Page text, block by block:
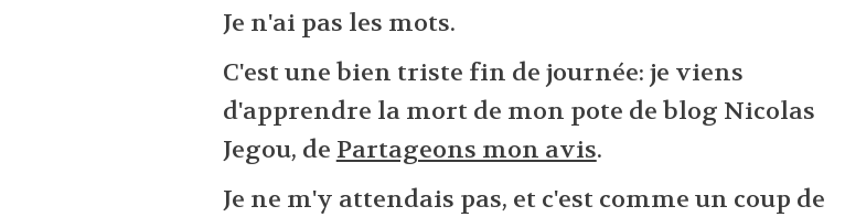
Je n'ai pas les mots.
C'est une bien triste fin de journée: je viens
d'apprendre la mort de mon pote de blog Nicolas
Jegou, de Partageons mon avis.
Je ne m'y attendais pas, et c'est comme un coup de